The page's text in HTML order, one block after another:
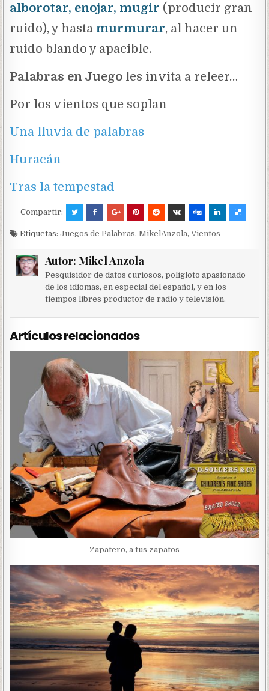
alborotar, enojar, mugir (producir gran
ruido), y hasta murmurar, al hacer un
ruido blando y apacible.
Palabras en Juego les invita a releer…
Por los vientos que soplan
Una lluvia de palabras
Huracán
Tras la tempestad
Compartir:
Etiquetas:Juegos de Palabras,MikelAnzola,Vientos
Autor: Mikel Anzola
Pesquisidor de datos curiosos, polígloto apasionado
de los idiomas, en especial del español, y en los
tiempos libres productor de radio y televisión.
Artículos relacionados
Zapatero, a tus zapatos